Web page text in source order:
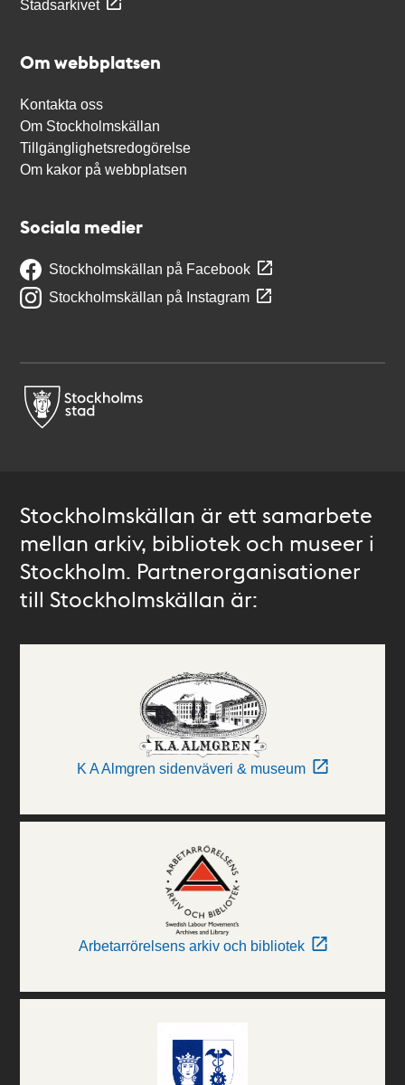
Stadsarkivet
Om webbplatsen
Kontakta oss
Om Stockholmskällan
Tillgänglighetsredogörelse
Om kakor på webbplatsen
Sociala medier
Stockholmskällan på Facebook
Stockholmskällan på Instagram
Stockholmskällan är ett samarbete
mellan arkiv, bibliotek och museer i
Stockholm. Partnerorganisationer
till Stockholmskällan är:
K A Almgren sidenväveri & museum
Arbetarrörelsens arkiv och bibliotek